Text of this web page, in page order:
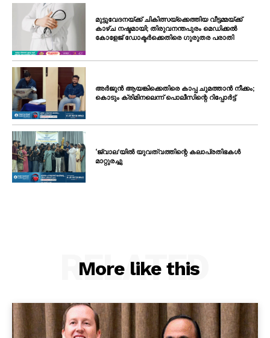
മുട്ടുവേദനയ്ക്ക് ചികിത്സയ്‌ക്കെത്തിയ വീട്ടമ്മയ്ക്ക്
കാഴ്ച നഷ്ടമായി; തിരുവനന്തപുരം മെഡിക്കൽ
കോളേജ് ഡോക്ടർക്കെതിരെ ഗുരുതര പരാതി
അർജുൻ ആയങ്കിക്കെതിരെ കാപ്പ ചുമത്താൻ നീക്കം;
കൊടും ക്രിമിനലെന്ന് പൊലീസിന്റെ റിപ്പോർട്ട്
‘ജ്വാല’യിൽ യുവത്വത്തിന്റെ കലാപ്രതിഭകൾ
മാറ്റുരച്ചു
More like this
RELATED